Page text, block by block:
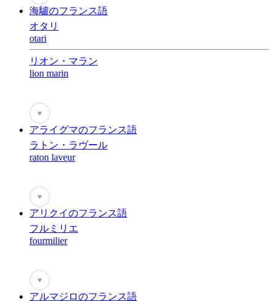
海驢のフランス語
オタリ
otari
リオン・マラン
lion marin
♥
アライグマのフランス語
ラトン・ラヴール
raton laveur
♥
アリクイのフランス語
フルミリエ
fourmilier
♥
アルマジロのフランス語